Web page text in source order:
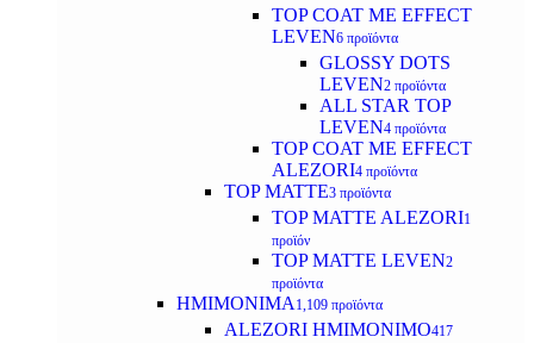
TOP COAT ME EFFECT
LEVEN6 προϊόντα
GLOSSY DOTS
LEVEN2 προϊόντα
ALL STAR TOP
LEVEN4 προϊόντα
TOP COAT ME EFFECT
ALEZORI4 προϊόντα
TOP MATTE3 προϊόντα
TOP MATTE ALEZORI1
προϊόν
TOP MATTE LEVEN2
προϊόντα
ΗΜΙΜΟΝΙΜΑ 1,109 προϊόντα
ALEZORI ΗΜΙΜΟΝΙΜΟ417